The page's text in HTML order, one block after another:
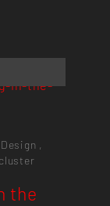
in-the-
,
the